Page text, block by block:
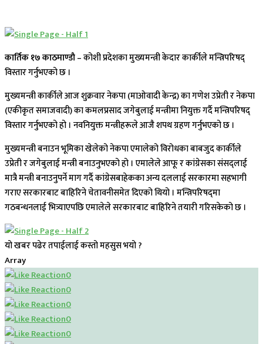
कार्तिक १७ काठमाण्डाै –कोशी प्रदेशका मुख्यमन्त्री केदार कार्कीले मन्त्रिपरिषद्
विस्तार गर्नुभएको छ ।
मुख्यमन्त्री कार्कीले आज शुक्रवार नेकपा (माओवादी केन्द्र) का गणेश उप्रेती र नेकपा
(एकीकृत समाजवादी) का कमलप्रसाद जगेबुलाई मन्त्रीमा नियुक्त गर्दै मन्त्रिपरिषद्
विस्तार गर्नुभएको हो । नवनियुक्त मन्त्रीहरूले आजै शपथ ग्रहण गर्नुभएको छ ।
मुख्यमन्त्री बनाउन भूमिका खेलेको नेकपा एमालेको विरोधका बाबजुद कार्कीले
उप्रेती र जगेबुलाई मन्त्री बनाउनुभएको हो । एमालेले आफू र कांग्रेसका संसद्लाई
मात्रै मन्त्री बनाउनुपर्ने माग गर्दै कांग्रेसबाहेकका अन्य दललाई सरकारमा सहभागी
गराए सरकारबाट बाहिरिने चेतावनीसमेत दिएको थियो । मन्त्रिपरिषद्‍मा
गठबन्धनलाई भित्र्याएपछि एमालेले सरकारबाट बाहिरिने तयारी गरिसकेको छ ।
यो खबर पढेर तपाईलाई कस्तो महसुस भयो ?
Array
0
0
0
0
0